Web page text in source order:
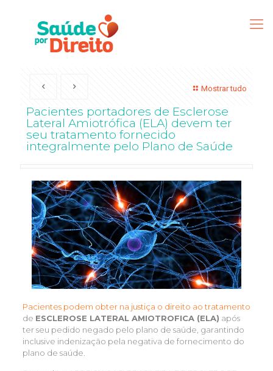
Mostrar tudo
Pacientes portadores de Esclerose
Lateral Amiotrófica (ELA) devem ter
seu tratamento fornecido
integralmente pelo Plano de Saúde
Pacientes podem obter na justiça o direito ao tratamento
de ESCLEROSE LATERAL AMIOTROFICA (ELA) após
ter seu pedido negado pelo plano de saúde, garantindo
inclusive indenização pela negativa de fornecimento do
plano de saúde.